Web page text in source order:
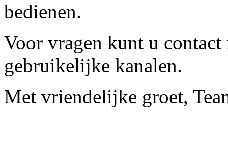
bedienen.
Voor vragen kunt u contact
gebruikelijke kanalen.
Met vriendelijke groet,